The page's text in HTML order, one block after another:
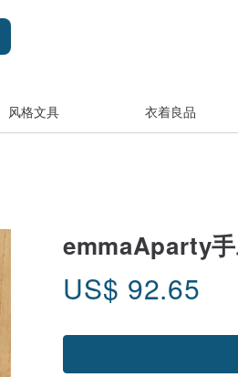
风格文具 衣着良品
emmaAparty
US$ 92.65